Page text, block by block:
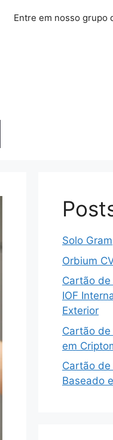
Entre em nosso grupo
Solo
Orbium
Cartão
IOF
Exterior
Cartão
em
Cartão
Baseado